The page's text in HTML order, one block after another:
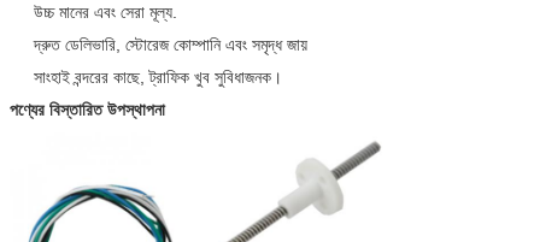
আইসোলেশন ক্লাস ক্লাস E
আইসোলেশন প্রতিরোধের DC 500V এ >100MΩ MIN
লিড রাই UL1061 28#
ওজন ৪২ গ্রাম
উচ্চ মানের এবং সেরা মূল্য.
দ্রুত ডেলিভারি, স্টোরেজ কোম্পানি এবং সমৃদ্ধ জায়
সাংহাই বন্দরের কাছে, ট্রাফিক খুব সুবিধাজনক।
পণ্যের বিস্তারিত উপস্থাপনা